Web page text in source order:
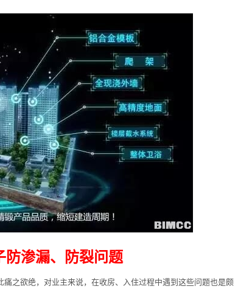
渗漏、防裂问题
之欲绝，对业主来说，在收房、入住过程中遇到这些问题也是颇